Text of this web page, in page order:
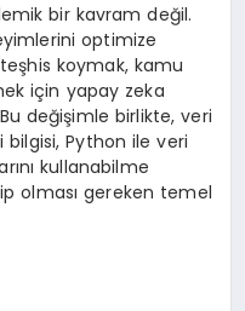
bir kavram değil.
optimize
koymak, kamu
için yapay zeka
değişimle birlikte, veri
Python ile veri
kullanabilme
olması gereken temel